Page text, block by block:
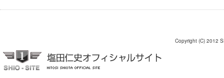
Copyright (C) 2012